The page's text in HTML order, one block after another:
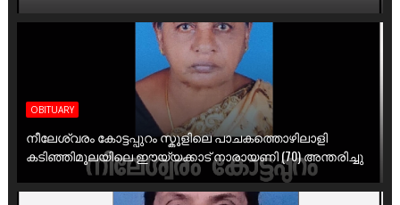
OBITUARY
നീലേശ്വരം കോട്ടപ്പുറം സ്കൂളിലെ പാചകത്തൊഴിലാളി
കടിഞ്ഞിമൂലയിലെ ഈയ്യക്കാട് നാരായണി (70) അന്തരിച്ചു